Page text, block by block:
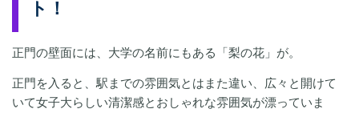
ト！
正門の壁面には、大学の名前にもある「梨の花」が。
正門を入ると、駅までの雰囲気とはまた違い、広々と開けて
いて女子大らしい清潔感とおしゃれな雰囲気が漂っていま